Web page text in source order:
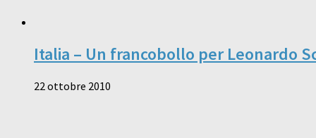
Italia – Un francobollo per Leonardo
22 ottobre 2010